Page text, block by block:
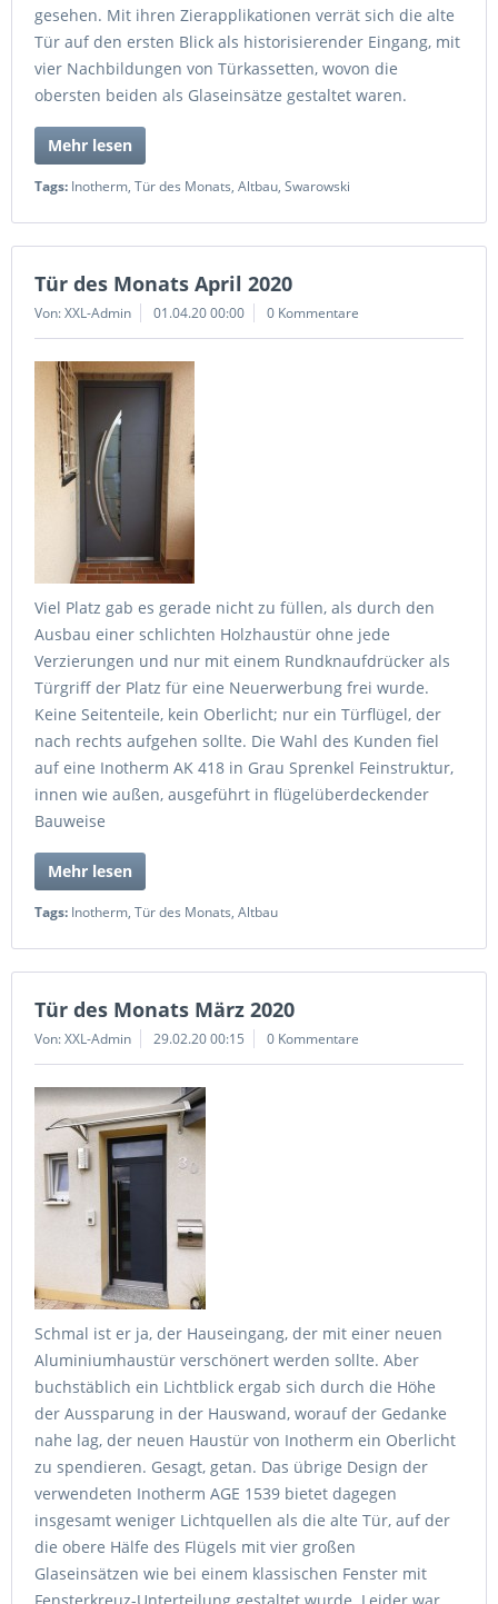
gesehen. Mit ihren Zierapplikationen verrät sich die alte
Tür auf den ersten Blick als historisierender Eingang, mit
vier Nachbildungen von Türkassetten, wovon die
obersten beiden als Glaseinsätze gestaltet waren.
Mehr lesen
Tags: Inotherm, Tür des Monats, Altbau, Swarowski
Tür des Monats April 2020
Von: XXL-Admin 01.04.20 00:00 0 Kommentare
Viel Platz gab es gerade nicht zu füllen, als durch den
Ausbau einer schlichten Holzhaustür ohne jede
Verzierungen und nur mit einem Rundknaufdrücker als
Türgriff der Platz für eine Neuerwerbung frei wurde.
Keine Seitenteile, kein Oberlicht; nur ein Türflügel, der
nach rechts aufgehen sollte. Die Wahl des Kunden fiel
auf eine Inotherm AK 418 in Grau Sprenkel Feinstruktur,
innen wie außen, ausgeführt in flügelüberdeckender
Bauweise
Mehr lesen
Tags: Inotherm, Tür des Monats, Altbau
Tür des Monats März 2020
Von: XXL-Admin 29.02.20 00:15 0 Kommentare
Schmal ist er ja, der Hauseingang, der mit einer neuen
Aluminiumhaustür verschönert werden sollte. Aber
buchstäblich ein Lichtblick ergab sich durch die Höhe
der Aussparung in der Hauswand, worauf der Gedanke
nahe lag, der neuen Haustür von Inotherm ein Oberlicht
zu spendieren. Gesagt, getan. Das übrige Design der
verwendeten Inotherm AGE 1539 bietet dagegen
insgesamt weniger Lichtquellen als die alte Tür, auf der
die obere Hälfe des Flügels mit vier großen
Glaseinsätzen wie bei einem klassischen Fenster mit